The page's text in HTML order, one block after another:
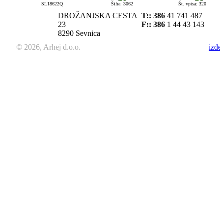
SL18622Q Šifra: 3062 Št. vpisa: 320
DROŽANJSKA CESTA
23
8290 Sevnica
T:: 386 41 741 487
F:: 386 1 44 43 143
© 2026, Arhej d.o.o.